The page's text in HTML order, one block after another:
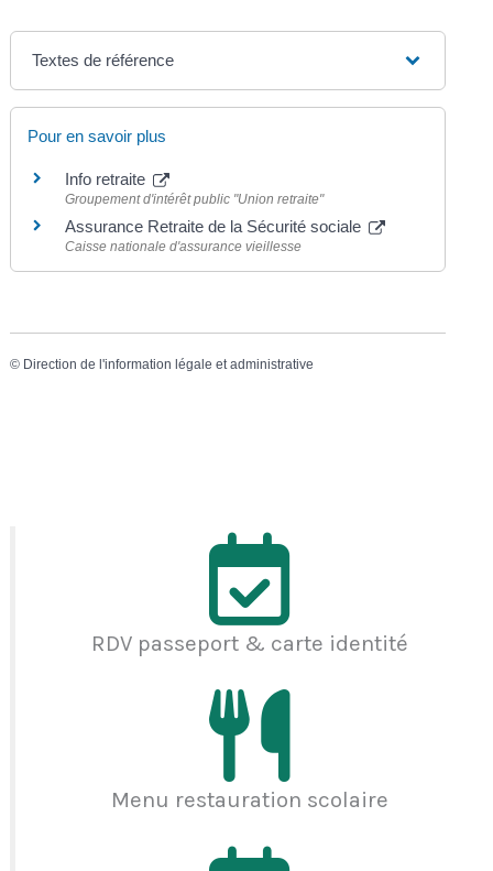
Textes de référence
Pour en savoir plus
Info retraite
Groupement d'intérêt public "Union retraite"
Assurance Retraite de la Sécurité sociale
Caisse nationale d'assurance vieillesse
© Direction de l'information légale et administrative
RDV passeport & carte identité
Menu restauration scolaire